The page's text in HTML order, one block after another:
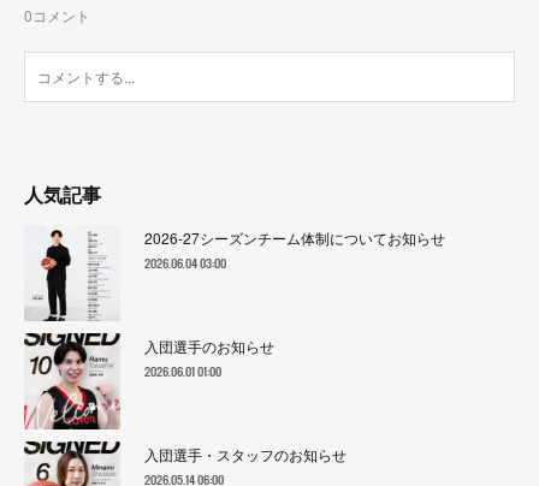
0コメント
人気記事
2026-27シーズンチーム体制についてお知らせ
2026.06.04 03:00
入団選手のお知らせ
2026.06.01 01:00
入団選手・スタッフのお知らせ
2026.05.14 06:00